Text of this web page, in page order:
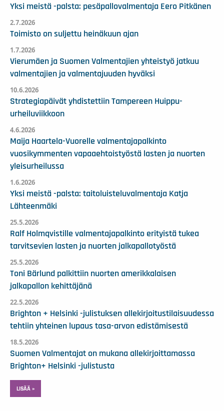
Yksi meistä -palsta: pesäpallovalmentaja Eero Pitkänen
2.7.2026
Toimisto on suljettu heinäkuun ajan
1.7.2026
Vierumäen ja Suomen Valmentajien yhteistyö jatkuu
valmentajien ja valmentajuuden hyväksi
10.6.2026
Strategiapäivät yhdistettiin Tampereen Huippu-
urheiluviikkoon
4.6.2026
Maija Haartela-Vuorelle valmentajapalkinto
vuosikymmenten vapaaehtoistyöstä lasten ja nuorten
yleisurheilussa
1.6.2026
Yksi meistä -palsta: taitoluisteluvalmentaja Katja
Lähteenmäki
25.5.2026
Ralf Holmqvistille valmentajapalkinto erityistä tukea
tarvitsevien lasten ja nuorten jalkapallotyöstä
25.5.2026
Toni Bärlund palkittiin nuorten amerikkalaisen
jalkapallon kehittäjänä
22.5.2026
Brighton + Helsinki -julistuksen allekirjoitustilaisuudessa
tehtiin yhteinen lupaus tasa-arvon edistämisestä
18.5.2026
Suomen Valmentajat on mukana allekirjoittamassa
Brighton+ Helsinki -julistusta
LISÄÄ »